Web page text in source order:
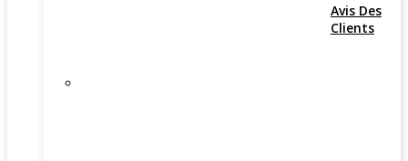
Avis Des
Clients